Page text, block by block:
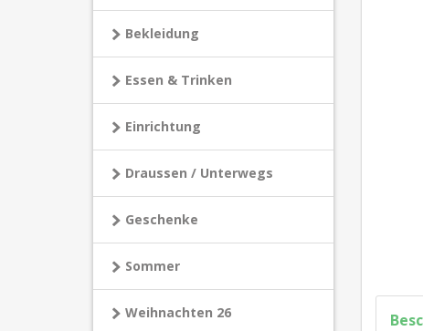
Bekleidung
Essen & Trinken
Einrichtung
Draussen / Unterwegs
Geschenke
Sommer
Weihnachten 26